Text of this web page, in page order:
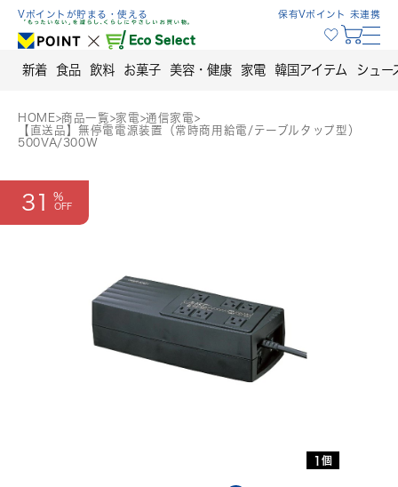
Skip
content
Vポイントが貯まる・使える 保有Vポイント 未連携
新着 食品 飲料 お菓子 美容・健康 家電 韓国アイテム シュー
HOME>商品一覧>家電>通信家電>
【直送品】無停電電源装置（常時商用給電/テーブルタップ型）
500VA/300W
31
1個